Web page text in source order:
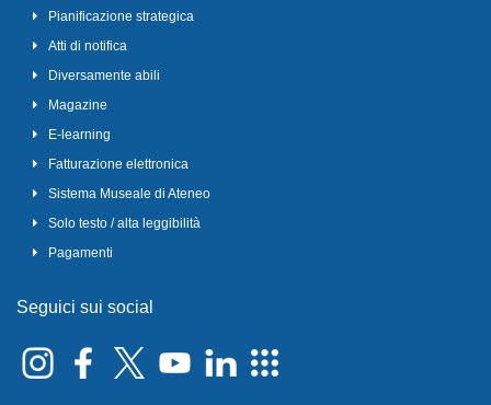
Pianificazione strategica
Atti di notifica
Diversamente abili
Magazine
E-learning
Fatturazione elettronica
Sistema Museale di Ateneo
Solo testo / alta leggibilità
Pagamenti
Seguici sui social